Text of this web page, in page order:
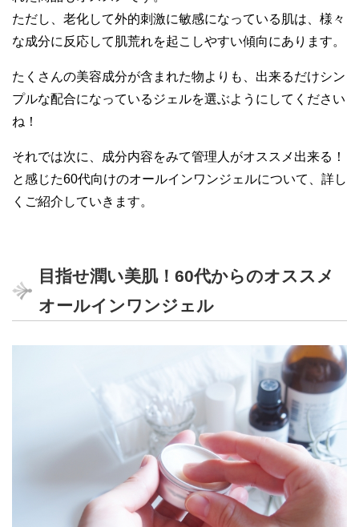
ただし、老化して外的刺激に敏感になっている肌は、様々
な成分に反応して肌荒れを起こしやすい傾向にあります。
たくさんの美容成分が含まれた物よりも、出来るだけシン
プルな配合になっているジェルを選ぶようにしてください
ね！
それでは次に、成分内容をみて管理人がオススメ出来る！
と感じた60代向けのオールインワンジェルについて、詳し
くご紹介していきます。
目指せ潤い美肌！60代からのオススメ
オールインワンジェル